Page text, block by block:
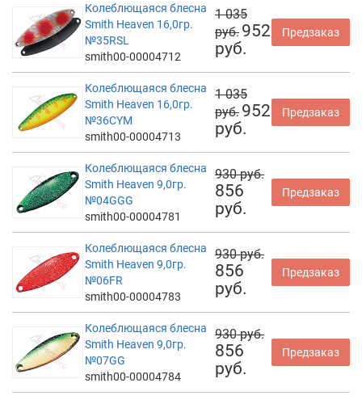
Колеблющаяся блесна
Smith Heaven 16,0гр.
№35RSL
smith00-00004712
1 035
руб. 952
руб.
Предзаказ
Колеблющаяся блесна
Smith Heaven 16,0гр.
№36CYM
smith00-00004713
1 035
руб. 952
руб.
Предзаказ
Колеблющаяся блесна
Smith Heaven 9,0гр.
№04GGG
smith00-00004781
930 руб.
856
руб.
Предзаказ
Колеблющаяся блесна
Smith Heaven 9,0гр.
№06FR
smith00-00004783
930 руб.
856
руб.
Предзаказ
Колеблющаяся блесна
Smith Heaven 9,0гр.
№07GG
smith00-00004784
930 руб.
856
руб.
Предзаказ